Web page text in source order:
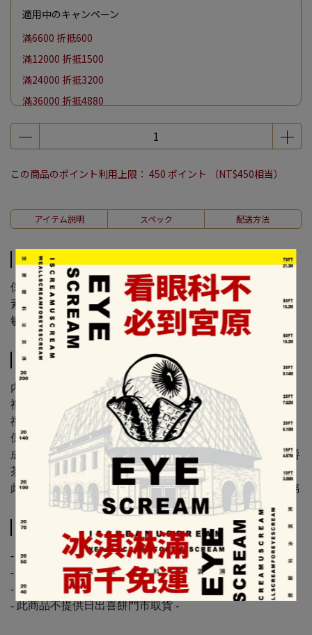
適用中のキャンペーン
滿6600 折抵600
滿12000 折抵1500
滿24000 折抵3200
滿36000 折抵4880
滿48000 折抵6600
單筆消費滿千加購紀念提袋保冷袋現折100/帆布袋現折50
この商品のポイント利用上限： 450 ポイント （NT$450相当）
アイテム説明 スペック 配送方法
アイテム説明
保存方式：常溫
素食種類：蛋奶素
敏感含物：堅果、蛋、牛奶
スペック
內容物：伯爵牛軋糖16句
禮盒尺寸：13.2x19.8x3.3(公分)
禮盒皆附提袋 x 1
保存期限：含寄出日至少14天
成份：麥芽糖、奶粉、杏仁、海藻糖、天然奶油、蛋、伯爵
茶、鹽
此商品若選超商取貨一單約16盒，若超過請選【宅配】服務
配送方法
- 常溫配送 -
- 同筆訂單如有乳酪蛋糕、巧克力，將以低溫冷藏配送 -
- 配送時間約1-3個工作天，實際配達日視物流公司為主 -
- 此商品不提供日出喜餅門市取貨 -